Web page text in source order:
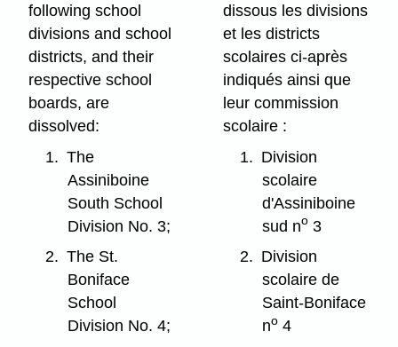
following school
divisions and school
districts, and their
respective school
boards, are
dissolved:
1. The
Assiniboine
South School
Division No. 3;
2. The St.
Boniface
School
Division No. 4;
dissous les divisions
et les districts
scolaires ci-après
indiqués ainsi que
leur commission
scolaire :
1. Division
scolaire
d'Assiniboine
sud no 3
2. Division
scolaire de
Saint-Boniface
no 4